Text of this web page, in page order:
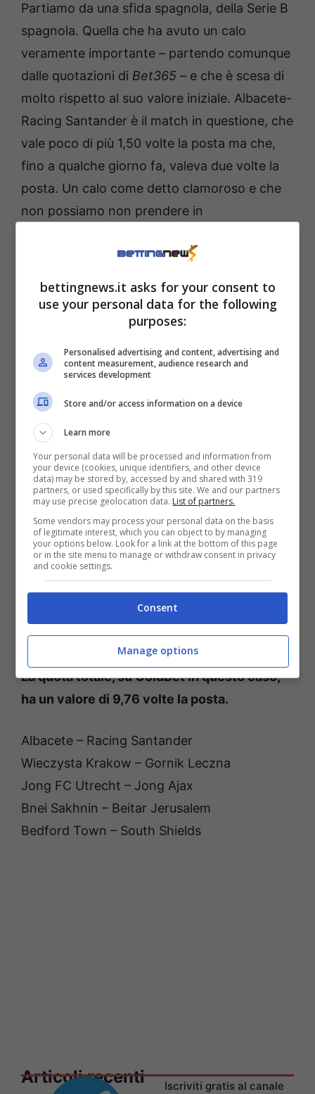
Partiamo da una sfida spagnola, della Serie B
spagnola. Quella che ha avuto un calo
veramente importante – partendo comunque
dalle quotazioni di Bet365 – e che è scesa di
molto rispetto al suo valore iniziale. Albacete-
Racing Santander è il match in questione, che
vale poco di più 1,50 volte la posta ma che,
fino a qualche giorno fa, valeva due volte la
posta. Un calo come detto clamoroso e che
non possiamo non prendere in
questo caso il colpo potrebbe essere quello di
Utrecht e Jong Ajax. Sì, almeno tre reti in
Wieczysta Krakow – Gornik Leczna, seconda
scelto per continuare il nostro giro per
l’Europa,mentre Bnei Sakhnin – Beitar
Jerusalem del campionato israeliano è quella
che potrebbe regalare almeno tre reti
complessive. Chiudiamo, infine, il cerchio,
con un match di un campionato minore,
quello inglese in questo caso: BedfordTown –
South Shields è quella che ha avuto un calo
assai sensibile.
Come al solito sotto potrete vedere la lista
completa delle partite che abbiamo scelto.
La quota totale, su GoldBet in questo caso,
ha un valore di 9,76 volte la posta.
Albacete – Racing Santander
Wieczysta Krakow – Gornik Leczna
Jong FC Utrecht – Jong Ajax
Bnei Sakhnin – Beitar Jerusalem
Bedford Town – South Shields
Articoli recenti
Iscriviti gratis al canale
bettingnews.it asks for your consent to
use your personal data for the following
purposes:
Personalised advertising and content, advertising and
content measurement, audience research and
services development
Store and/or access information on a device
Learn more
Your personal data will be processed and information from
your device (cookies, unique identifiers, and other device
data) may be stored by, accessed by and shared with 319
partners, or used specifically by this site. We and our partners
may use precise geolocation data. List of partners.
Some vendors may process your personal data on the basis
of legitimate interest, which you can object to by managing
your options below. Look for a link at the bottom of this page
or in the site menu to manage or withdraw consent in privacy
and cookie settings.
Consent
Manage options